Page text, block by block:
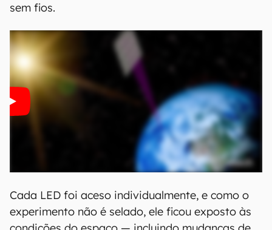
sem fios.
Cada LED foi aceso individualmente, e como o
experimento não é selado, ele ficou exposto às